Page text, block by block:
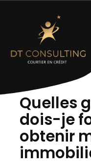
Quelles
dois-je
obtenir